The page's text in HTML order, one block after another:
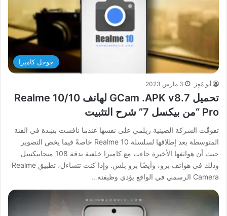
جوجل كاميرا
أبو مُعِز 3 مارس 2023
تحميل GCam .APK v8.7 لهاتف Realme 10/10
Pro “من بيكسل 7” شرح التثبيت
تفوقّت الشركة الصينية ريلمي على نفسها عندما نافست بشِدة في الفئة
المتوسطة بعد إطلاقها لسلسلة Realme 10 خاصةً فيما يخص التصوير
حيث أن هواتفها الأخيرة جاءت مع كاميرا خلفية بدقة 108 ميجابيكسل
وذلك في هواتف برو، وأيضًا برو بلس. وإذا كنت تتساءل، تطبيق Realme
Camera الرسمي في الواقع يؤدي وظيفته…